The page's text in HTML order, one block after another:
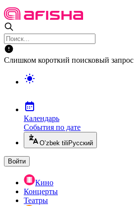
Слишком короткий поисковый запрос
Календарь
События по дате
O’zbek tili Русский
Войти
Кино
Концерты
Театры